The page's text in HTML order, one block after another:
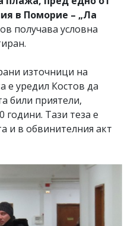
в Поморие – „Ла
получава условна
източници на
е уредил Костов да
били приятели,
години. Тази теза е
и в обвинителния акт